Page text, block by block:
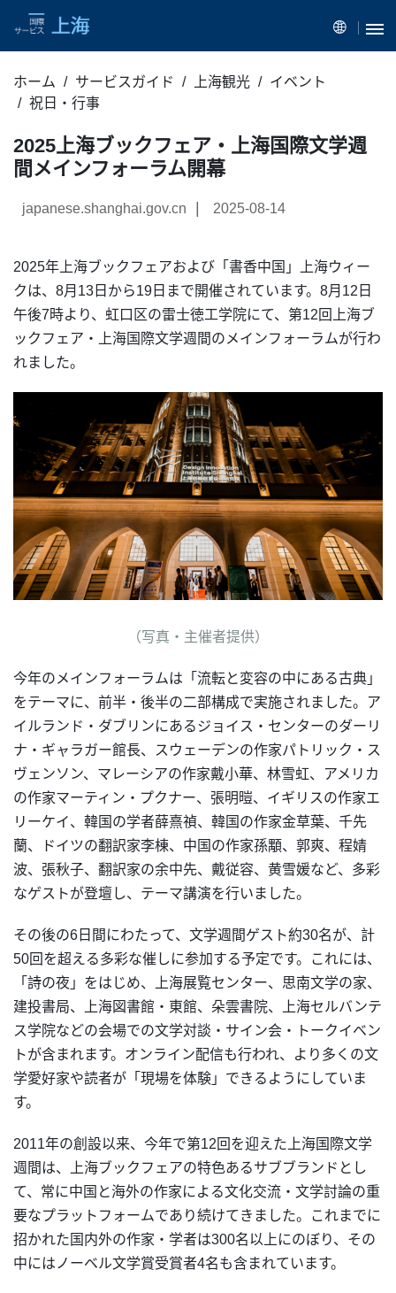
ホーム サービスガイド 上海観光
イベント
祝日・行事
2025上海ブックフェア・上海国際文学週
間メインフォーラム開幕
japanese.shanghai.gov.cn 2025-08-14
2025年上海ブックフェアおよび「書香中国」上海ウィー
クは、8月13日から19日まで開催されています。8月12日
午後7時より、虹口区の雷士徳工学院にて、第12回上海ブ
ックフェア・上海国際文学週間のメインフォーラムが行わ
れました。
（写真・主催者提供）
今年のメインフォーラムは「流転と変容の中にある古典」
をテーマに、前半・後半の二部構成で実施されました。ア
イルランド・ダブリンにあるジョイス・センターのダーリ
ナ・ギャラガー館長、スウェーデンの作家パトリック・ス
ヴェンソン、マレーシアの作家戴小華、林雪虹、アメリカ
の作家マーティン・プクナー、張明暟、イギリスの作家エ
リーケイ、韓国の学者薛熹禎、韓国の作家金草葉、千先
蘭、ドイツの翻訳家李棟、中国の作家孫顒、郭爽、程婧
波、張秋子、翻訳家の余中先、戴従容、黄雪媛など、多彩
なゲストが登壇し、テーマ講演を行いました。
その後の6日間にわたって、文学週間ゲスト約30名が、計
50回を超える多彩な催しに参加する予定です。これには、
「詩の夜」をはじめ、上海展覧センター、思南文学の家、
建投書局、上海図書館・東館、朵雲書院、上海セルバンテ
ス学院などの会場での文学対談・サイン会・トークイベン
トが含まれます。オンライン配信も行われ、より多くの文
学愛好家や読者が「現場を体験」できるようにしていま
す。
2011年の創設以来、今年で第12回を迎えた上海国際文学
週間は、上海ブックフェアの特色あるサブブランドとし
て、常に中国と海外の作家による文化交流・文学討論の重
要なプラットフォームであり続けてきました。これまでに
招かれた国内外の作家・学者は300名以上にのぼり、その
中にはノーベル文学賞受賞者4名も含まれています。